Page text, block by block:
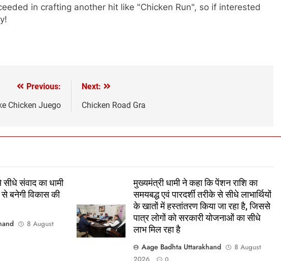
in crafting another hit like "Chicken Run", so if interested
Previous:
Chicken Juego
Next:
Chicken Road Gra
सीधे संवाद का धामी
बनेगी विकास की
8 August
मुख्यमंत्री धामी ने कहा कि पेंशन राशि का
समयबद्ध एवं पारदर्शी तरीके से सीधे लाभार्थियों
के खातों में हस्तांतरण किया जा रहा है, जिससे
पात्र लोगों को सरकारी योजनाओं का सीधे
लाभ मिल रहा है
Aage Badhta Uttarakhand
8 August